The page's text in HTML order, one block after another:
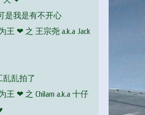
是我是有不开心
王 ❤ 之 王宗尧 a.k.a Jack
乱乱拍了
王 ❤ 之 Chilam a.k.a 十仔